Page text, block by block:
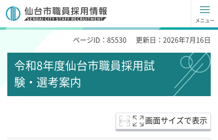
仙台市職員採用試験情報
メニュー
ページID：85530 更新日：2026年7月16日
令和8年度仙台市職員採用試
験・選考案内
画面サイズで表示